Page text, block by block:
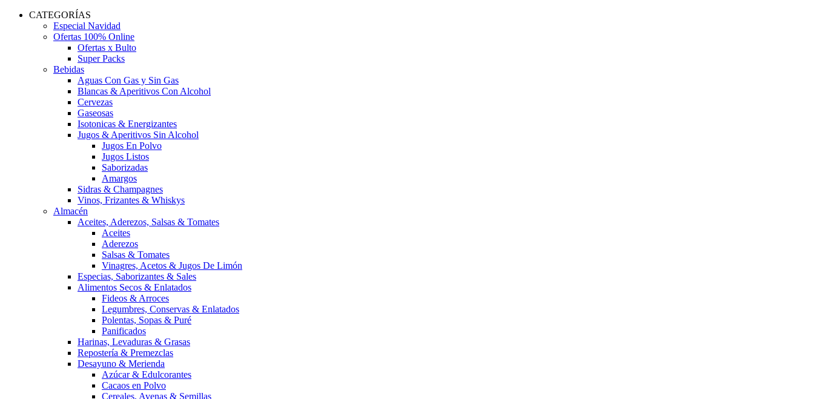
CATEGORÍAS
Especial Navidad
Ofertas 100% Online
Ofertas x Bulto
Super Packs
Bebidas
Aguas Con Gas y Sin Gas
Blancas & Aperitivos Con Alcohol
Cervezas
Gaseosas
Isotonicas & Energizantes
Jugos & Aperitivos Sin Alcohol
Jugos En Polvo
Jugos Listos
Saborizadas
Amargos
Sidras & Champagnes
Vinos, Frizantes & Whiskys
Almacén
Aceites, Aderezos, Salsas & Tomates
Aceites
Aderezos
Salsas & Tomates
Vinagres, Acetos & Jugos De Limón
Especias, Saborizantes & Sales
Alimentos Secos & Enlatados
Fideos & Arroces
Legumbres, Conservas & Enlatados
Polentas, Sopas & Puré
Panificados
Harinas, Levaduras & Grasas
Repostería & Premezclas
Desayuno & Merienda
Azúcar & Edulcorantes
Cacaos en Polvo
Cereales, Avenas & Semillas